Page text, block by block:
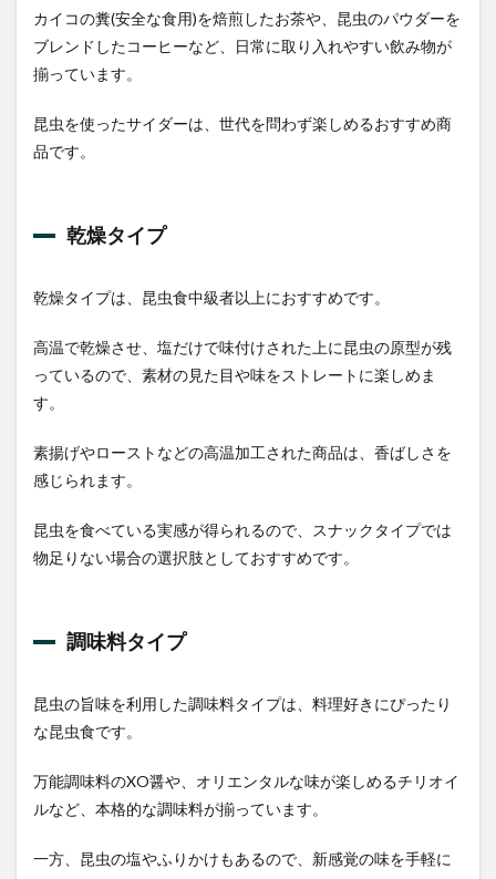
クフ
ーズ
サソ
リ ホ
ョコ
ブラ
3.9
タガメ
サイダ
3.10
TAKEO
オロギ
3.11
店 花九
曜印 蜂
の子花
昆虫
から
入も
すめ
4.1
4.2
カイコの糞(安全な食用)を焙煎したお茶や、昆虫のパウダーを
ブレンドしたコーヒーなど、日常に取り入れやすい飲み物が
揃っています。
昆虫を使ったサイダーは、世代を問わず楽しめるおすすめ商
品です。
乾燥タイプ
乾燥タイプは、昆虫食中級者以上におすすめです。
高温で乾燥させ、塩だけで味付けされた上に昆虫の原型が残
っているので、素材の見た目や味をストレートに楽しめま
す。
素揚げやローストなどの高温加工された商品は、香ばしさを
感じられます。
昆虫を食べている実感が得られるので、スナックタイプでは
物足りない場合の選択肢としておすすめです。
調味料タイプ
昆虫の旨味を利用した調味料タイプは、料理好きにぴったり
な昆虫食です。
万能調味料のXO醤や、オリエンタルな味が楽しめるチリオイ
ルなど、本格的な調味料が揃っています。
一方、昆虫の塩やふりかけもあるので、新感覚の味を手軽に